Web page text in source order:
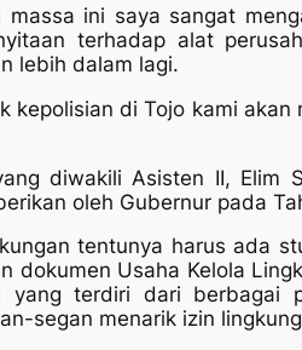
ini saya sangat
terhadap alat
lebih dalam lagi.
di Tojo kami
diwakili Asisten II,
oleh Gubernur pada
tentunya harus ada
dokumen Usaha Kelola
terdiri dari berbagai
segan menarik izin